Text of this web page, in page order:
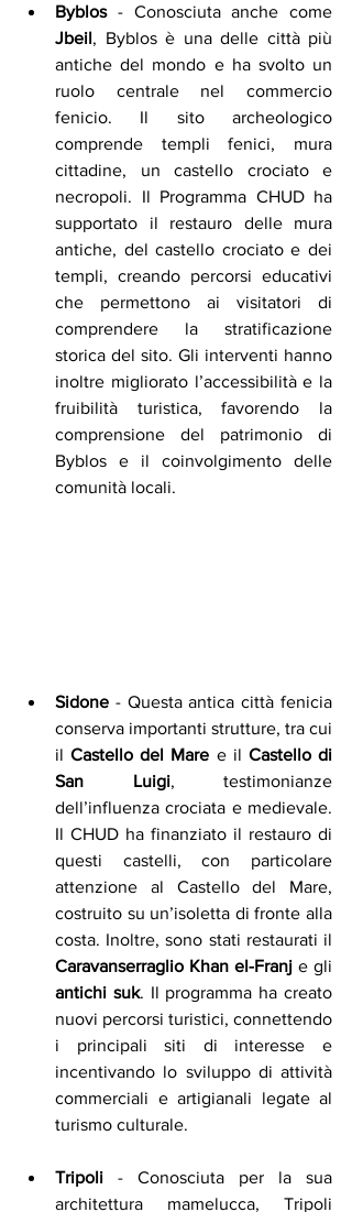
Byblos
Jbeil, Byblos è una delle città più
antiche del mondo e ha svolto un
ruolo centrale nel commercio
fenicio. Il sito archeologico
comprende templi fenici, mura
cittadine, un castello crociato e
necropoli. Il Programma CHUD ha
supportato il restauro delle mura
antiche, del castello crociato e dei
templi, creando percorsi educativi
che permettono ai visitatori di
comprendere la stratificazione
storica del sito. Gli interventi hanno
inoltre migliorato l’accessibilità e la
fruibilità turistica, favorendo la
comprensione del patrimonio di
Byblos e il coinvolgimento delle
comunità locali.
Sidone - Questa antica città fenicia
conserva importanti strutture, tra cui
il Castello del Mare e il Castello di
San Luigi, testimonianze
dell’influenza crociata e medievale.
Il CHUD ha finanziato il restauro di
questi castelli, con particolare
attenzione al Castello del Mare,
costruito su un’isoletta di fronte alla
Caravanserraglio Khan el-Franj
antichi suk. Il programma ha creato
nuovi percorsi turistici, connettendo
i principali siti di interesse e
incentivando lo sviluppo di attività
commerciali e artigianali legate al
turismo culturale.
Tripoli - Conosciuta per la sua
architettura mamelucca, Tripoli